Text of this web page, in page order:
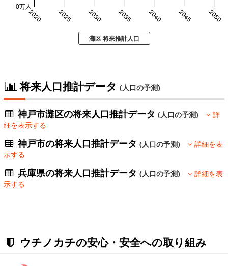
2020 2025 2030 2035 2040 2045 2050
0万人
灘区 将来推計人口
将来人口推計データ (人口の予測)
神戸市灘区の将来人口推計データ(人口の予測)
詳
細を表示する
神戸市の将来人口推計データ(人口の予測)
詳細を表
示する
兵庫県の将来人口推計データ(人口の予測)
詳細を表
示する
ウチノカチの安心・安全への取り組み